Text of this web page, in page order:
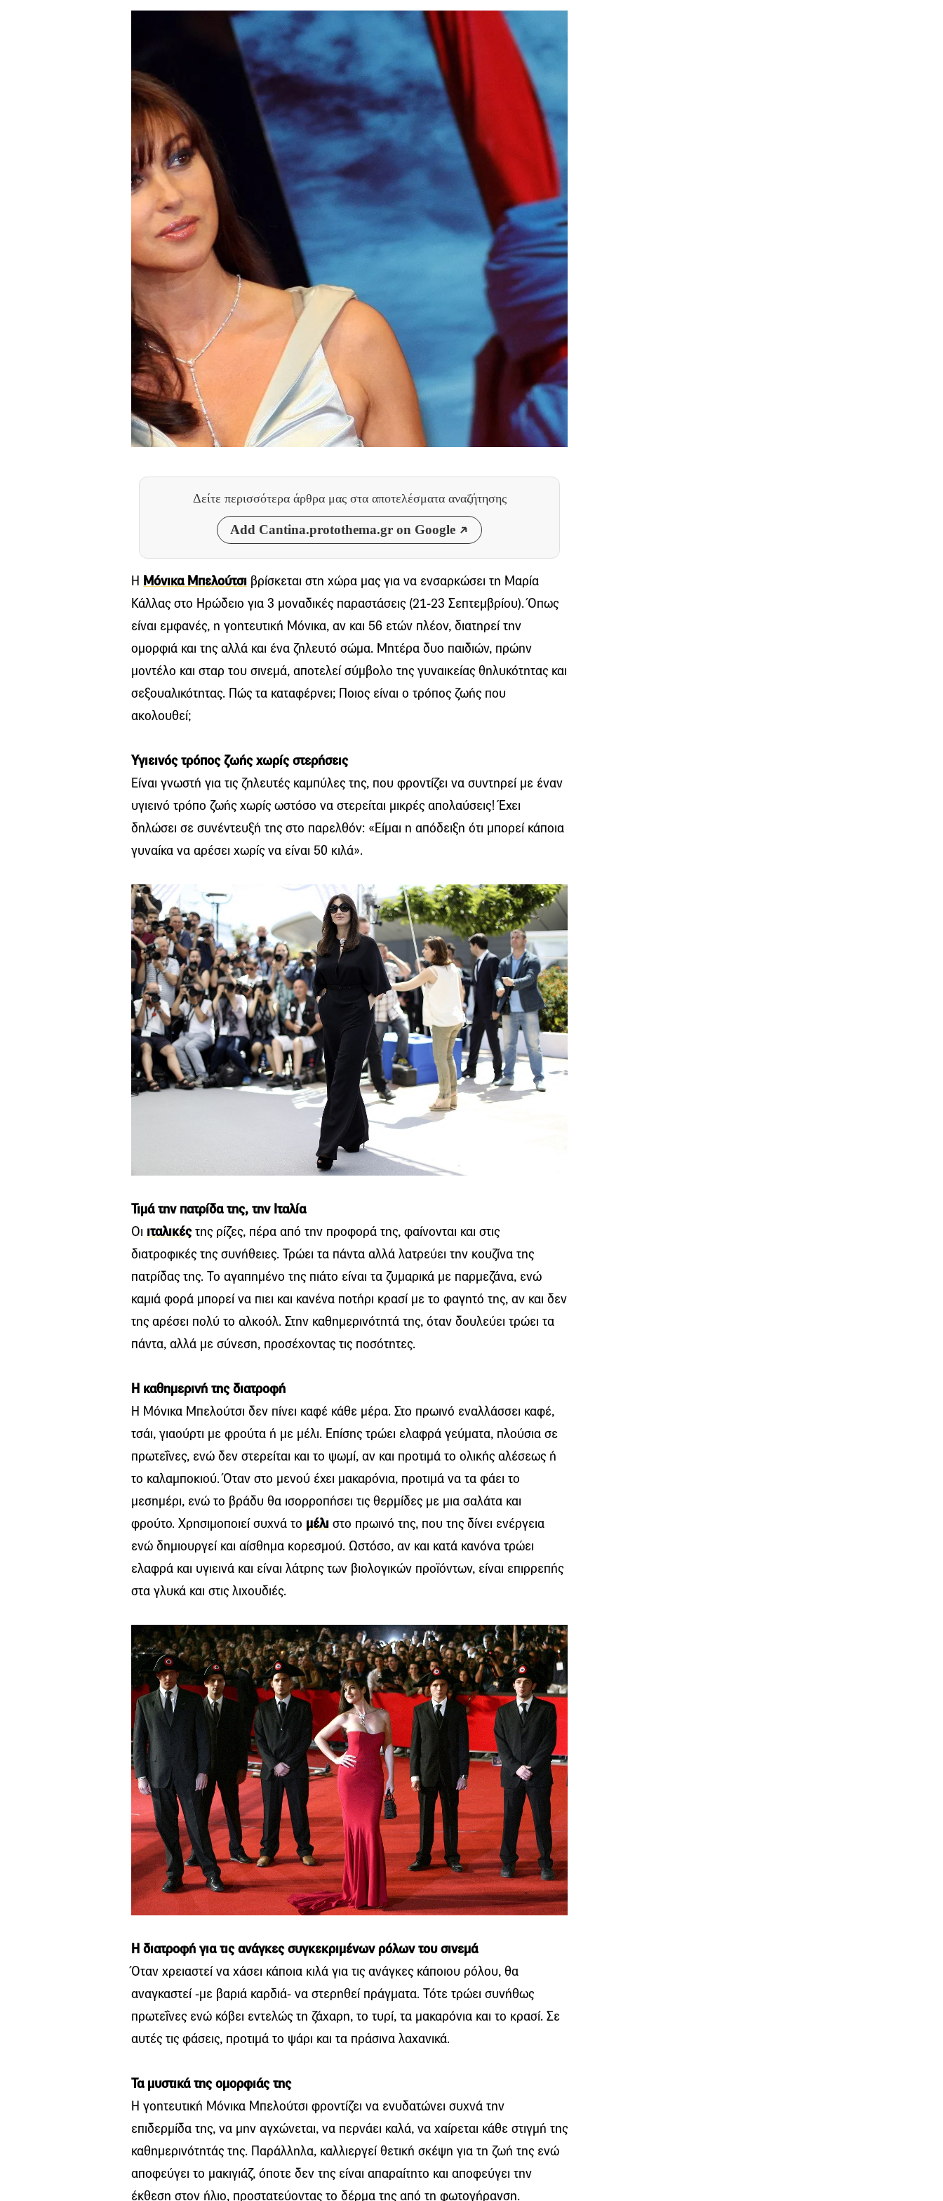
Δείτε περισσότερα άρθρα μας στα αποτελέσματα αναζήτησης
Add Cantina.protothema.gr on Google
Η Μόνικα Μπελούτσι βρίσκεται στη χώρα μας για να ενσαρκώσει τη Μαρία
Κάλλας στο Ηρώδειο για 3 μοναδικές παραστάσεις (21-23 Σεπτεμβρίου). Όπως
είναι εμφανές, η γοητευτική Μόνικα, αν και 56 ετών πλέον, διατηρεί την
ομορφιά και της αλλά και ένα ζηλευτό σώμα. Μητέρα δυο παιδιών, πρώην
μοντέλο και σταρ του σινεμά, αποτελεί σύμβολο της γυναικείας θηλυκότητας και
σεξουαλικότητας. Πώς τα καταφέρνει; Ποιος είναι ο τρόπος ζωής που
ακολουθεί;
Υγιεινός τρόπος ζωής χωρίς στερήσεις
Είναι γνωστή για τις ζηλευτές καμπύλες της, που φροντίζει να συντηρεί με έναν
υγιεινό τρόπο ζωής χωρίς ωστόσο να στερείται μικρές απολαύσεις! Έχει
δηλώσει σε συνέντευξή της στο παρελθόν: «Είμαι η απόδειξη ότι μπορεί κάποια
γυναίκα να αρέσει χωρίς να είναι 50 κιλά».
Τιμά την πατρίδα της, την Ιταλία
Οι ιταλικέςτης ρίζες, πέρα από την προφορά της, φαίνονται και στις
διατροφικές της συνήθειες. Τρώει τα πάντα αλλά λατρεύει την κουζίνα της
πατρίδας της. Το αγαπημένο της πιάτο είναι τα ζυμαρικά με παρμεζάνα, ενώ
καμιά φορά μπορεί να πιει και κανένα ποτήρι κρασί με το φαγητό της, αν και δεν
της αρέσει πολύ το αλκοόλ. Στην καθημερινότητά της, όταν δουλεύει τρώει τα
πάντα, αλλά με σύνεση, προσέχοντας τις ποσότητες.
Η καθημερινή της διατροφή
Η Μόνικα Μπελούτσι δεν πίνει καφέ κάθε μέρα. Στο πρωινό εναλλάσσει καφέ,
τσάι, γιαούρτι με φρούτα ή με μέλι. Επίσης τρώει ελαφρά γεύματα, πλούσια σε
πρωτεΐνες, ενώ δεν στερείται και το ψωμί, αν και προτιμά το ολικής αλέσεως ή
το καλαμποκιού. Όταν στο μενού έχει μακαρόνια, προτιμά να τα φάει το
μεσημέρι, ενώ το βράδυ θα ισορροπήσει τις θερμίδες με μια σαλάτα και
φρούτο. Χρησιμοποιεί συχνά το μέλι στο πρωινό της, που της δίνει ενέργεια
ενώ δημιουργεί και αίσθημα κορεσμού. Ωστόσο, αν και κατά κανόνα τρώει
ελαφρά και υγιεινά και είναι λάτρης των βιολογικών προϊόντων, είναι επιρρεπής
στα γλυκά και στις λιχουδιές.
Η διατροφή για τις ανάγκες συγκεκριμένων ρόλων του σινεμά
Όταν χρειαστεί να χάσει κάποια κιλά για τις ανάγκες κάποιου ρόλου, θα
αναγκαστεί -με βαριά καρδιά- να στερηθεί πράγματα. Τότε τρώει συνήθως
πρωτεΐνες ενώ κόβει εντελώς τη ζάχαρη, το τυρί, τα μακαρόνια και το κρασί. Σε
αυτές τις φάσεις, προτιμά το ψάρι και τα πράσινα λαχανικά.
Τα μυστικά της ομορφιάς της
Η γοητευτική Μόνικα Μπελούτσι φροντίζει να ενυδατώνει συχνά την
επιδερμίδα της, να μην αγχώνεται, να περνάει καλά, να χαίρεται κάθε στιγμή της
καθημερινότητάς της. Παράλληλα, καλλιεργεί θετική σκέψη για τη ζωή της ενώ
αποφεύγει το μακιγιάζ, όποτε δεν της είναι απαραίτητο και αποφεύγει την
έκθεση στον ήλιο, προστατεύοντας το δέρμα της από τη φωτογήρανση.